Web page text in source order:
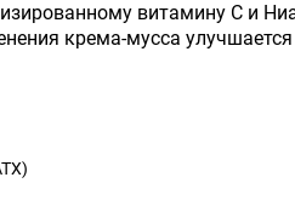
витамину С и
крема-мусса